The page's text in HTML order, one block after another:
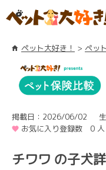
ペット大好き！ ペッ
掲載日：2026/06/02
お気に入り登録数 0 人
チワワ の子犬